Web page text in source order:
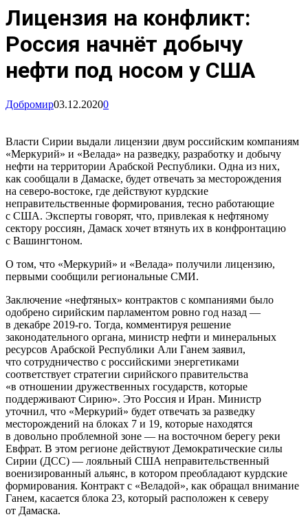
Лицензия на конфликт:
Россия начнёт добычу
нефти под носом у США
Добромир03.12.20200
Власти Сирии выдали лицензии двум российским компаниям
«Меркурий» и «Велада» на разведку, разработку и добычу
нефти на территории Арабской Республики. Одна из них,
как сообщали в Дамаске, будет отвечать за месторождения
на северо-востоке, где действуют курдские
неправительственные формирования, тесно работающие
с США. Эксперты говорят, что, привлекая к нефтяному
сектору россиян, Дамаск хочет втянуть их в конфронтацию
с Вашингтоном.
О том, что «Меркурий» и «Велада» получили лицензию,
первыми сообщили региональные СМИ.
Заключение «нефтяных» контрактов с компаниями было
одобрено сирийским парламентом ровно год назад —
в декабре 2019-го. Тогда, комментируя решение
законодательного органа, министр нефти и минеральных
ресурсов Арабской Республики Али Ганем заявил,
что сотрудничество с российскими энергетиками
соответствует стратегии сирийского правительства
«в отношении дружественных государств, которые
поддерживают Сирию». Это Россия и Иран. Министр
уточнил, что «Меркурий» будет отвечать за разведку
месторождений на блоках 7 и 19, которые находятся
в довольно проблемной зоне — на восточном берегу реки
Евфрат. В этом регионе действуют Демократические силы
Сирии (ДСС) — лояльный США неправительственный
военизированный альянс, в котором преобладают курдские
формирования. Контракт с «Веладой», как обращал внимание
Ганем, касается блока 23, который расположен к северу
от Дамаска.